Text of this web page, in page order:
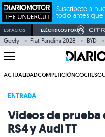
Suscríbete a
todo antes que
ESPACIOS ELÉCTRICOS POR
Geely Fiat Pandina 2028 BYD
ACTUALIDADCOMPETICIÓNCOCHES
ENTRADA
Videos de prueba
RS4 y Audi TT